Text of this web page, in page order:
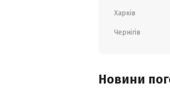
Харків
Чернігів
Новини